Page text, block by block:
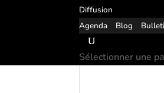
Diffusion
Agenda
Blog
Sélectionner une